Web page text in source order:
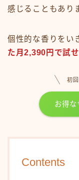
感じることもあり
個性的な香りをい
た月2,390円で試
初
お得
Contents